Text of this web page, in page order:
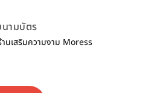
นามบัตร
นเสริมความงาม Moress